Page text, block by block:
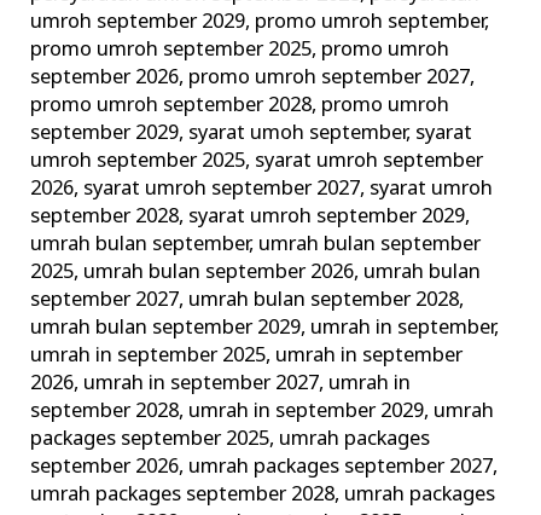
umroh september 2029, promo umroh september,
promo umroh september 2025, promo umroh
september 2026, promo umroh september 2027,
promo umroh september 2028, promo umroh
september 2029, syarat umoh september, syarat
umroh september 2025, syarat umroh september
2026, syarat umroh september 2027, syarat umroh
september 2028, syarat umroh september 2029,
umrah bulan september, umrah bulan september
2025, umrah bulan september 2026, umrah bulan
september 2027, umrah bulan september 2028,
umrah bulan september 2029, umrah in september,
umrah in september 2025, umrah in september
2026, umrah in september 2027, umrah in
september 2028, umrah in september 2029, umrah
packages september 2025, umrah packages
september 2026, umrah packages september 2027,
umrah packages september 2028, umrah packages